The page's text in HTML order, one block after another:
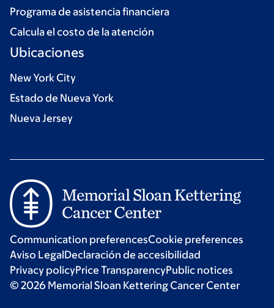
Programa de asistencia financiera
Calcula el costo de la atención
Ubicaciones
New York City
Estado de Nueva York
Nueva Jersey
Communication preferencesCookie preferences
Aviso LegalDeclaración de accesibilidad
Privacy policyPrice TransparencyPublic notices
© 2026 Memorial Sloan Kettering Cancer Center